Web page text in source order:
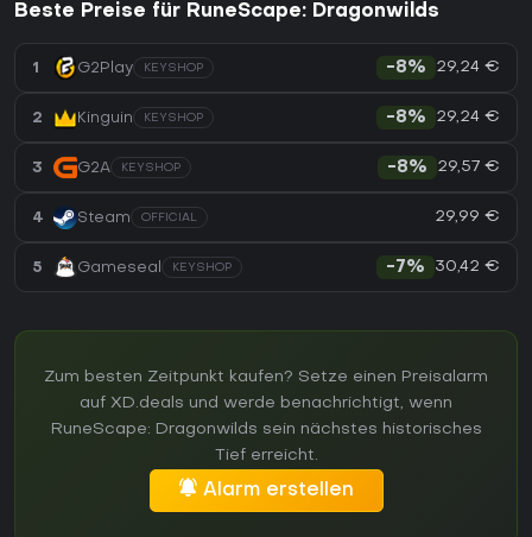
Beste Preise für RuneScape: Dragonwilds
1 G2Play KEYSHOP -8% 29,24 €
2 Kinguin KEYSHOP -8% 29,24 €
3 G2A KEYSHOP -8% 29,57 €
4 Steam OFFICIAL 29,99 €
5 Gameseal KEYSHOP -7% 30,42 €
Zum besten Zeitpunkt kaufen? Setze einen Preisalarm
auf XD.deals und werde benachrichtigt, wenn
RuneScape: Dragonwilds sein nächstes historisches
Tief erreicht.
Alarm erstellen